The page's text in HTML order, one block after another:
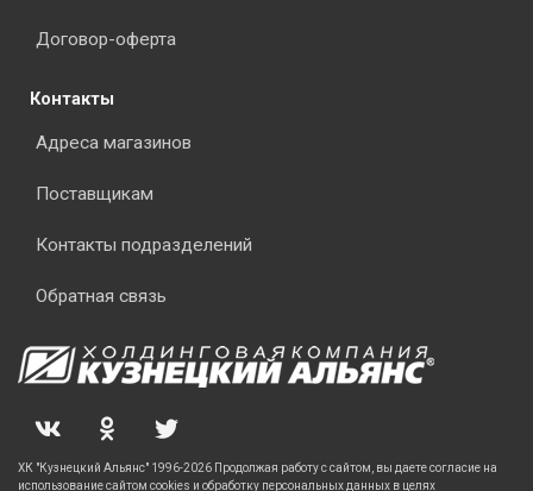
Договор-оферта
Контакты
Адреса магазинов
Поставщикам
Контакты подразделений
Обратная связь
ХК "Кузнецкий Альянс" 1996-2026 Продолжая работу с сайтом, вы даете согласие на
использование сайтом cookies и обработку персональных данных в целях